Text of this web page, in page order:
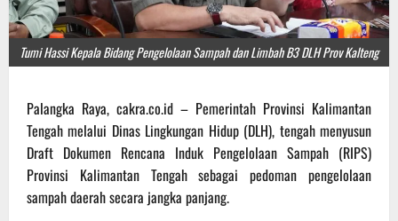
Tumi Hassi Kepala Bidang Pengelolaan Sampah dan Limbah B3 DLH Prov Kalteng
Palangka Raya, cakra.co.id – Pemerintah Provinsi Kalimantan
Tengah melalui Dinas Lingkungan Hidup (DLH), tengah menyusun
Draft Dokumen Rencana Induk Pengelolaan Sampah (RIPS)
Provinsi Kalimantan Tengah sebagai pedoman pengelolaan
sampah daerah secara jangka panjang.